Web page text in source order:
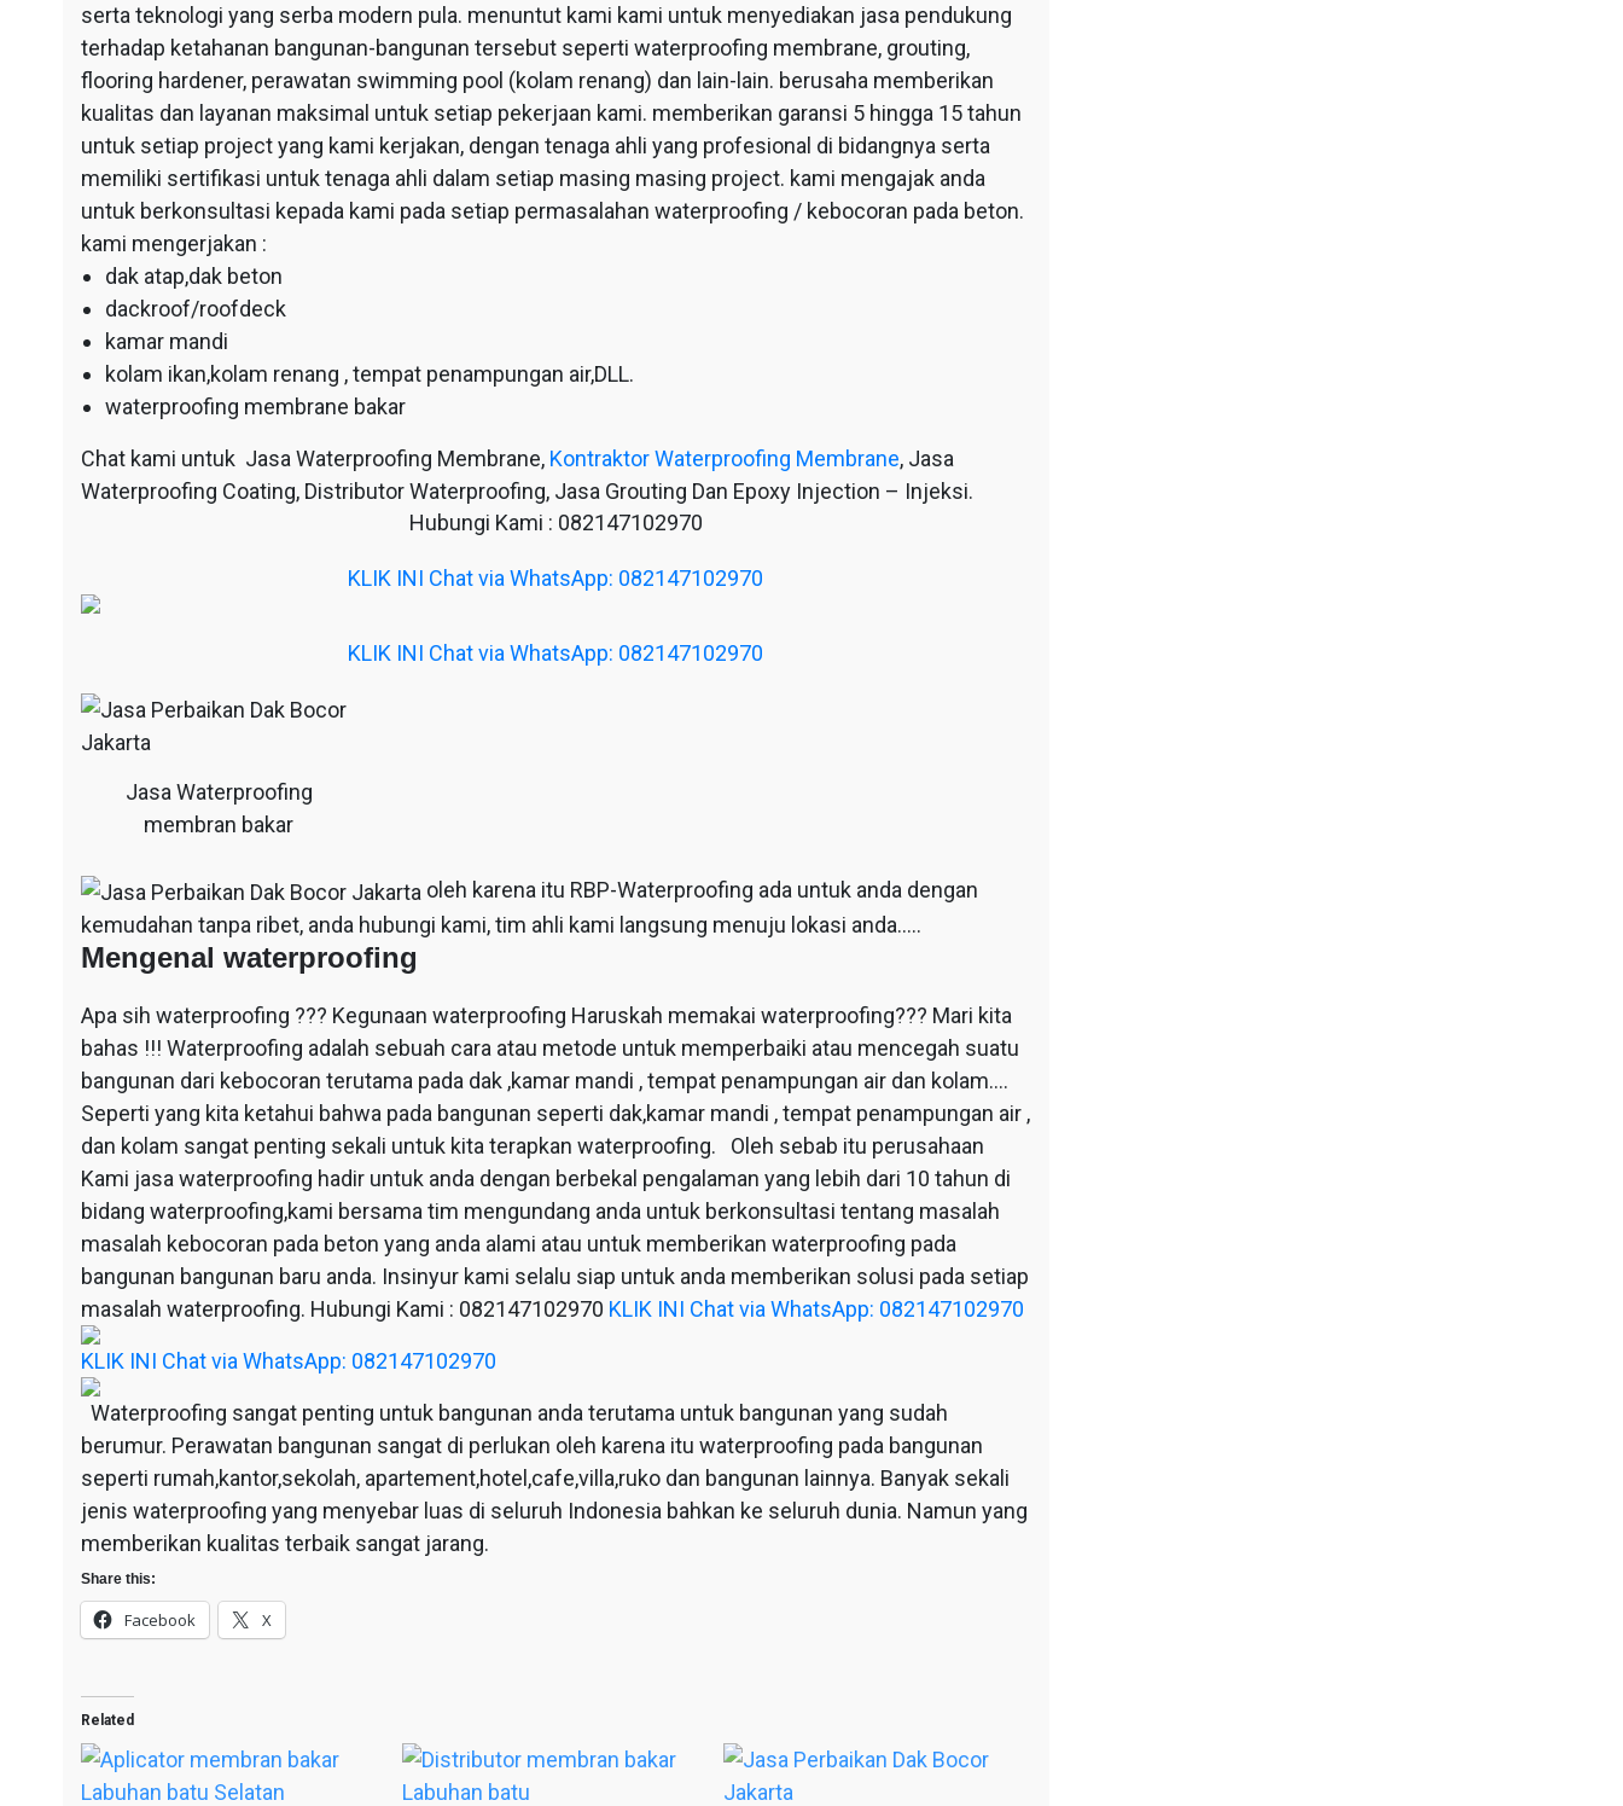
serta teknologi yang serba modern pula. menuntut kami kami untuk menyediakan jasa pendukung
terhadap ketahanan bangunan-bangunan tersebut seperti waterproofing membrane, grouting,
flooring hardener, perawatan swimming pool (kolam renang) dan lain-lain. berusaha memberikan
kualitas dan layanan maksimal untuk setiap pekerjaan kami. memberikan garansi 5 hingga 15 tahun
untuk setiap project yang kami kerjakan, dengan tenaga ahli yang profesional di bidangnya serta
memiliki sertifikasi untuk tenaga ahli dalam setiap masing masing project. kami mengajak anda
untuk berkonsultasi kepada kami pada setiap permasalahan waterproofing / kebocoran pada beton.
kami mengerjakan :
dak atap,dak beton
dackroof/roofdeck
kamar mandi
kolam ikan,kolam renang , tempat penampungan air,DLL.
waterproofing membrane bakar
Chat kami untuk Jasa Waterproofing Membrane, Kontraktor Waterproofing Membrane, Jasa
Waterproofing Coating, Distributor Waterproofing, Jasa Grouting Dan Epoxy Injection – Injeksi.
Hubungi Kami : 082147102970
KLIK INI Chat via WhatsApp: 082147102970
KLIK INI Chat via WhatsApp: 082147102970
Jasa Waterproofing
membran bakar
oleh karena itu RBP-Waterproofing ada untuk anda dengan
kemudahan tanpa ribet, anda hubungi kami, tim ahli kami langsung menuju lokasi anda…..
Mengenal waterproofing
Apa sih waterproofing ??? Kegunaan waterproofing Haruskah memakai waterproofing??? Mari kita
bahas !!! Waterproofing adalah sebuah cara atau metode untuk memperbaiki atau mencegah suatu
bangunan dari kebocoran terutama pada dak ,kamar mandi , tempat penampungan air dan kolam….
Seperti yang kita ketahui bahwa pada bangunan seperti dak,kamar mandi , tempat penampungan air ,
dan kolam sangat penting sekali untuk kita terapkan waterproofing. Oleh sebab itu perusahaan
Kami jasa waterproofing hadir untuk anda dengan berbekal pengalaman yang lebih dari 10 tahun di
bidang waterproofing,kami bersama tim mengundang anda untuk berkonsultasi tentang masalah
masalah kebocoran pada beton yang anda alami atau untuk memberikan waterproofing pada
bangunan bangunan baru anda. Insinyur kami selalu siap untuk anda memberikan solusi pada setiap
masalah waterproofing. Hubungi Kami : 082147102970 KLIK INI Chat via WhatsApp: 082147102970
KLIK INI Chat via WhatsApp: 082147102970
Waterproofing sangat penting untuk bangunan anda terutama untuk bangunan yang sudah
berumur. Perawatan bangunan sangat di perlukan oleh karena itu waterproofing pada bangunan
seperti rumah,kantor,sekolah, apartement,hotel,cafe,villa,ruko dan bangunan lainnya. Banyak sekali
jenis waterproofing yang menyebar luas di seluruh Indonesia bahkan ke seluruh dunia. Namun yang
memberikan kualitas terbaik sangat jarang.
Share this:
Facebook X
Related